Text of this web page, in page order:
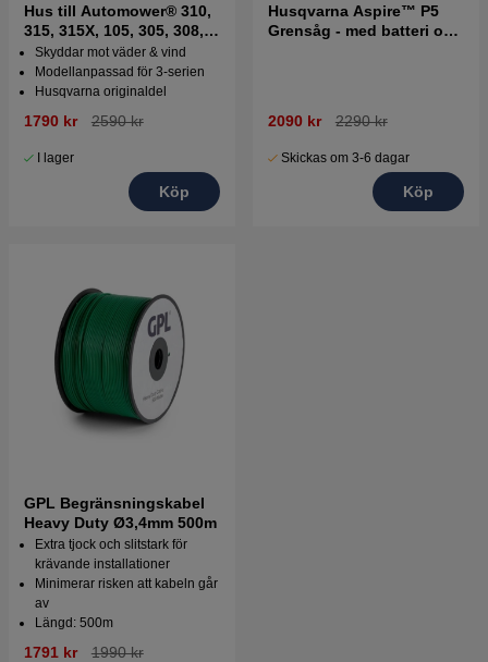
Hus till Automower® 310,
315, 315X, 105, 305, 308,
405X, 415X
Skyddar mot väder & vind
Modellanpassad för 3-serien
Husqvarna originaldel
1790 kr 2590 kr
I lager
Köp
Husqvarna Aspire™ P5
Grensåg - med batteri och
2090 kr 2290 kr
Skickas om 3-6 dagar
Köp
GPL Begränsningskabel
Heavy Duty Ø3,4mm 500m
Extra tjock och slitstark för
krävande installationer
Minimerar risken att kabeln går
av
Längd: 500m
1791 kr 1990 kr